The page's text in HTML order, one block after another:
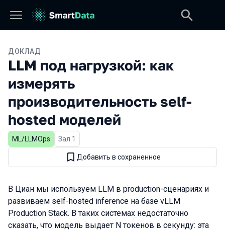
ДОКЛАД
LLM под нагрузкой: как
измерять
производительность self-
hosted моделей
ML/LLMOps Зал 1
Добавить в сохраненное
В Циан мы используем LLM в production-сценариях и
развиваем self-hosted inference на базе vLLM
Production Stack. В таких системах недостаточно
сказать, что модель выдает N токенов в секунду: эта